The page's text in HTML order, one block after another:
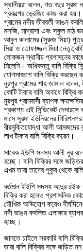
স্থানীয়রা বলেন, গত বছর সুরমা
প্রকল্পের ড্রেজিং কাজ করা
গ্রামের নদীর তীরবর্তী ভাঙন
মসজি, মাদ্রাসা এবং স্কুল মাঠ
আবুল কালামের (সুরুজ মিয়া)
মিয়া ও তোফাজ্জল মিয়া
লোকজন স্থানীয় প্রশাসনের
মিলেনি। অধিকন্তু বালি বিক্রি
যোগসাজশে বালি বিক্রি করছেন
নুরপুর গ্রামের শাহ জামাল বলেন,
কোটি টাকার বালি অবাধে
নুরপুর গ্রামবাসী ব্যাপক
প্রকাশ্য এই সিন্ডিকেট
মাসে সুরমা ইউনিয়নের
বীরমুক্তিযোদ্ধা আলী আমজদের
লাখ টাকার বালি বিক্রি করেন।
সাবেক ইউপি সদস্য আলী নুর
হচ্ছে। বালি বিক্রির সঙ্গে
এখম তারা তাদের পুকুর থেকে
বর্তমান ইউপি সদস্য আব্দুর রউফ
বিক্রি করা হলেও প্রশাসনিক
মৌখিক অভিযোগ করেও
নদী ভাঙন কবলিত এলাকার ব্যাপক
হচ্ছে।
জানতে চাইলে সরকারি বালি
তারা বালি বিক্রির সঙ্গে জড়িত